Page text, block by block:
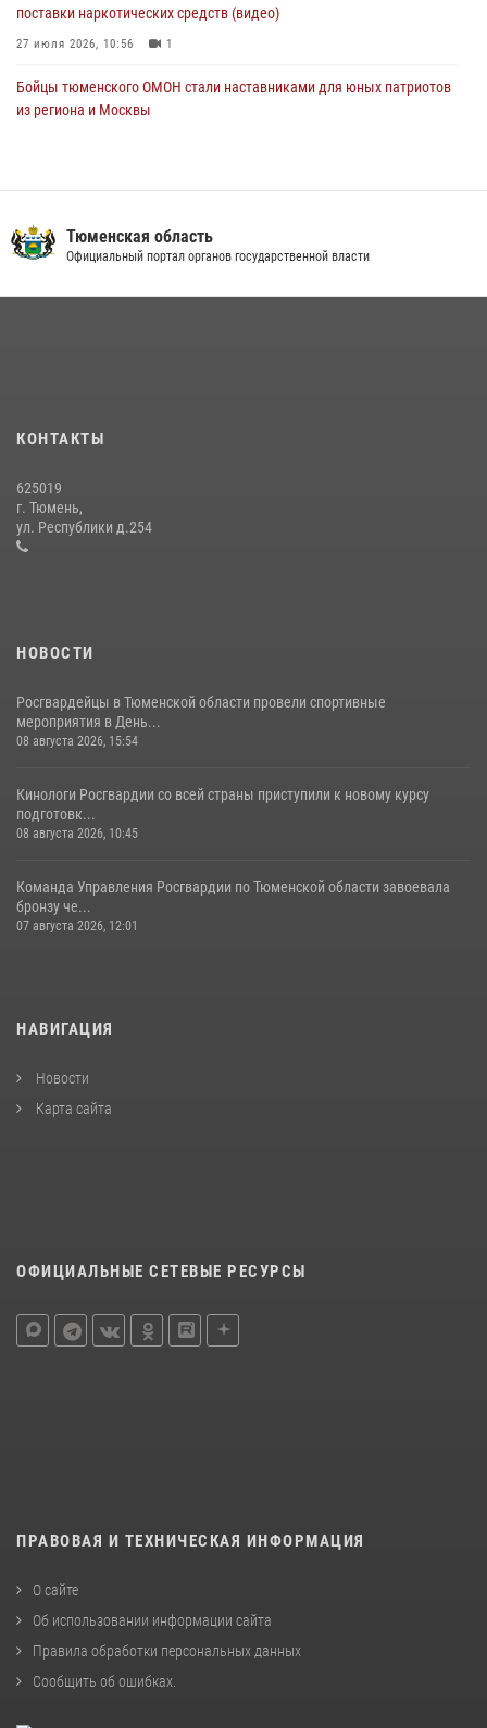
поставки наркотических средств (видео)
27 июля 2026, 10:56 1
Бойцы тюменского ОМОН стали наставниками для юных патриотов
из региона и Москвы
03 августа 2026, 07:23 1
Сотрудники тюменского СОБР "Сова" отработали навыки
десантирования на Урале
16 июля 2026, 10:42
Тюменская область
Официальный портал органов государственной власти
КОНТАКТЫ
625019
г. Тюмень,
ул. Республики д.254
НОВОСТИ
Росгвардейцы в Тюменской области провели спортивные
мероприятия в День...
08 августа 2026, 15:54
Кинологи Росгвардии со всей страны приступили к новому курсу
подготовк...
08 августа 2026, 10:45
Команда Управления Росгвардии по Тюменской области завоевала
бронзу че...
07 августа 2026, 12:01
НАВИГАЦИЯ
Новости
Карта сайта
ОФИЦИАЛЬНЫЕ СЕТЕВЫЕ РЕСУРСЫ
ПРАВОВАЯ И ТЕХНИЧЕСКАЯ ИНФОРМАЦИЯ
О сайте
Об использовании информации сайта
Правила обработки персональных данных
Сообщить об ошибках